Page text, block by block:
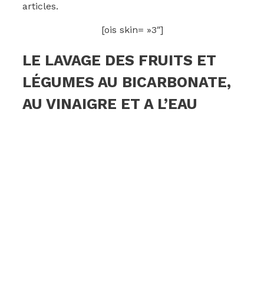
articles.
[ois skin= »3″]
LE LAVAGE DES FRUITS ET
LÉGUMES AU BICARBONATE,
AU VINAIGRE ET A L’EAU